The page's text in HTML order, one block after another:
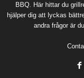
BBQ. Här hittar du
hjälper dig att lyckas
andra frågor är